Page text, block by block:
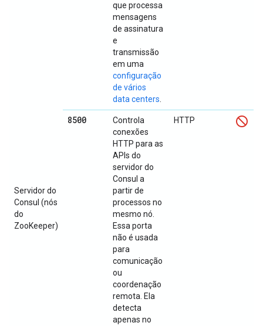
Servidor do
Consul (nós
do
ZooKeeper)
que processa
mensagens
de assinatura
e
transmissão
em uma
configuração
de vários
data centers
8500
Controla
conexões
HTTP para as
APIs do
servidor do
Consul a
partir de
processos no
mesmo nó.
Essa porta
não é usada
para
comunicação
ou
coordenação
remota. Ela
detecta
apenas no
HTTP